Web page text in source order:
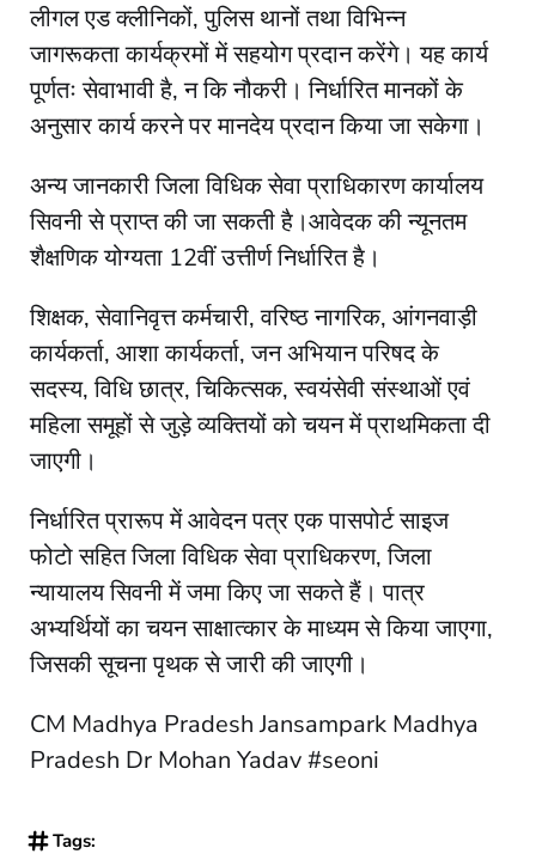
लीगल एड क्लीनिकों, पुलिस थानों तथा विभिन्न
जागरूकता कार्यक्रमों में सहयोग प्रदान करेंगे। यह कार्य
पूर्णतः सेवाभावी है, न कि नौकरी। निर्धारित मानकों के
अनुसार कार्य करने पर मानदेय प्रदान किया जा सकेगा।
अन्‍य जानकारी जिला विधिक सेवा प्र‍ाधिकारण कार्यालय
सिवनी से प्राप्‍त की जा सकती है।आवेदक की न्यूनतम
शैक्षणिक योग्यता 12वीं उत्तीर्ण निर्धारित है।
शिक्षक, सेवानिवृत्त कर्मचारी, वरिष्ठ नागरिक, आंगनवाड़ी
कार्यकर्ता, आशा कार्यकर्ता, जन अभियान परिषद के
सदस्य, विधि छात्र, चिकित्सक, स्वयंसेवी संस्थाओं एवं
महिला समूहों से जुड़े व्यक्तियों को चयन में प्राथमिकता दी
जाएगी।
निर्धारित प्रारूप में आवेदन पत्र एक पासपोर्ट साइज
फोटो सहित जिला विधिक सेवा प्राधिकरण, जिला
न्यायालय सिवनी में जमा किए जा सकते हैं। पात्र
अभ्यर्थियों का चयन साक्षात्कार के माध्यम से किया जाएगा,
जिसकी सूचना पृथक से जारी की जाएगी।
CM Madhya Pradesh Jansampark Madhya
Pradesh Dr Mohan Yadav #seoni
Tags: